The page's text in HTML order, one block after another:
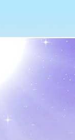
SKILLS